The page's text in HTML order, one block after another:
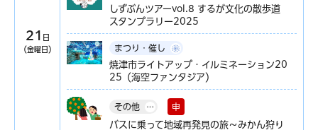
21
日
（金曜日）
しずぶんツアーvol.8 するが文化の散歩道
スタンプラリー2025
まつり・催し
焼津市ライトアップ・イルミネーション20
25（海空ファンタジア）
その他 申
バスに乗って地域再発見の旅～みかん狩り